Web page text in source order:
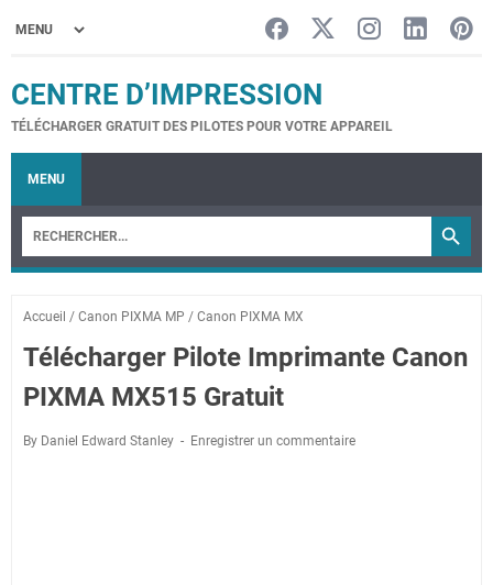
CENTRE D’IMPRESSION
TÉLÉCHARGER GRATUIT DES PILOTES POUR VOTRE APPAREIL
MENU
Accueil / Canon PIXMA MP / Canon PIXMA MX
Télécharger Pilote Imprimante Canon
PIXMA MX515 Gratuit
By Daniel Edward Stanley Enregistrer un commentaire